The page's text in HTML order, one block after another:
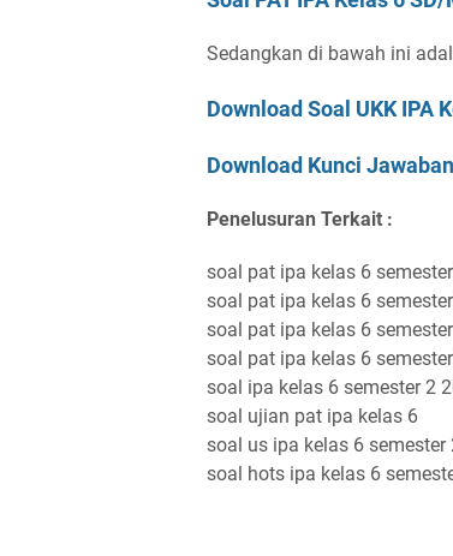
Sedangkan di bawah ini
Download Soal UKK IPA
Download Kunci
Penelusuran Terkait :
soal pat ipa kelas 6
soal pat ipa kelas 6
soal pat ipa kelas 6
soal pat ipa kelas 6
soal ipa kelas 6 semester 2
soal ujian pat ipa kelas 6
soal us ipa kelas 6 semester
soal hots ipa kelas 6